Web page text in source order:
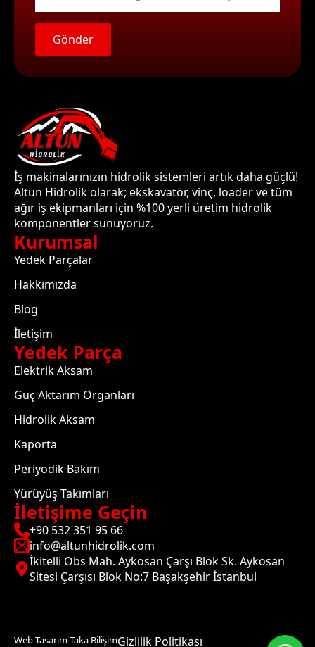
Gönder
İş makinalarınızın hidrolik sistemleri artık daha güçlü!
Altun Hidrolik olarak; ekskavatör, vinç, loader ve tüm
ağır iş ekipmanları için %100 yerli üretim hidrolik
komponentler sunuyoruz.
Kurumsal
Yedek Parçalar
Hakkımızda
Blog
İletişim
Yedek Parça
Elektrik Aksam
Güç Aktarım Organları
Hidrolik Aksam
Kaporta
Periyodik Bakım
Yürüyüş Takımları
İletişime Geçin
+90 532 351 95 66
info@altunhidrolik.com
İkitelli Obs Mah. Aykosan Çarşı Blok Sk. Aykosan
Sitesi Çarşısı Blok No:7 Başakşehir İstanbul
Web Tasarım Taka BilişimGizlilik Politikası